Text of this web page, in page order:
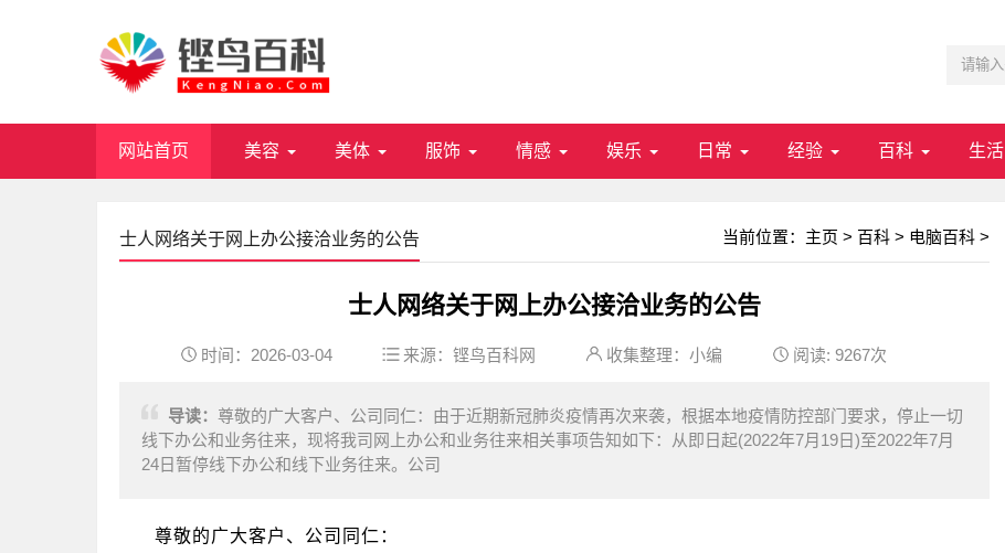
网站首页 美容 美体 服饰 情感 娱乐 日常 经验 百科 生活
当前位置： 主页 > 百科 > 电脑百科 >
士人网络关于网上办公接洽业务的公告
士人网络关于网上办公接洽业务的公告
时间：2026-03-04 来源： 铿鸟百科网 收集整理：小编 阅读: 9267次
导读： 尊敬的广大客户、公司同仁：由于近期新冠肺炎疫情再次来袭，根据本地疫情防控部门要求，停止一切
线下办公和业务往来，现将我司网上办公和业务往来相关事项告知如下：从即日起(2022年7月19日)至2022年7月
24日暂停线下办公和线下业务往来。公司
尊敬的广大客户、公司同仁：